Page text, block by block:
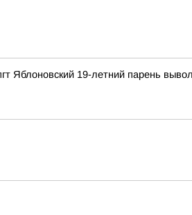
Яблоновский 19-летний парень